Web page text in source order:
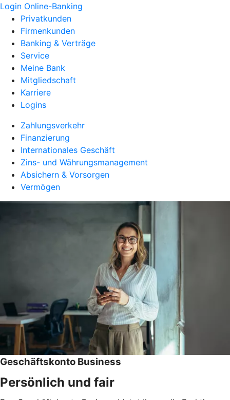
Login Online-Banking
Privatkunden
Firmenkunden
Banking & Verträge
Service
Meine Bank
Mitgliedschaft
Karriere
Logins
Zahlungsverkehr
Finanzierung
Internationales Geschäft
Zins- und Währungsmanagement
Absichern & Vorsorgen
Vermögen
Geschäftskonto Business
Persönlich und fair